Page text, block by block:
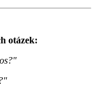
otázek: